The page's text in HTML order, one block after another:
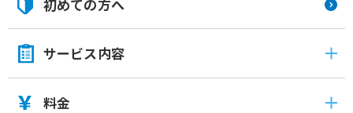
初めての方へ
サービス内容
料金